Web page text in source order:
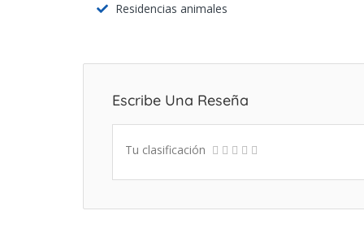
Residencias animales
Escribe Una Reseña
Tu clasificación